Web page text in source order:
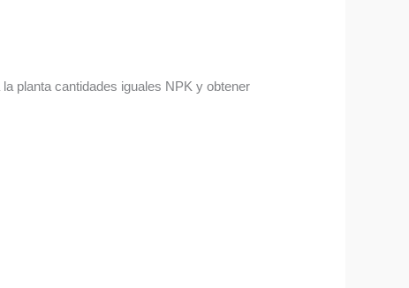
planta cantidades iguales NPK y obtener